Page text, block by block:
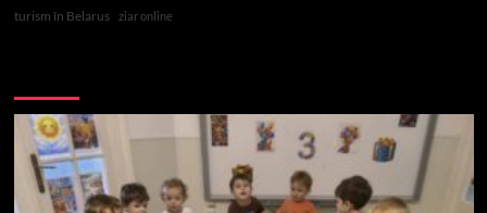
turism în Belarus ziar online